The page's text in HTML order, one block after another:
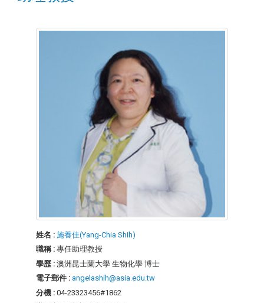
姓名 : 施養佳(Yang-Chia Shih)
職稱 : 專任助理教授
學歷 : 澳洲昆士蘭大學 生物化學 博士
電子郵件 : angelashih@asia.edu.tw
分機 : 04-23323456#1862